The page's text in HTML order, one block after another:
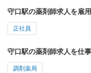
守口駅の薬剤師求人を雇
正社員
守口駅の薬剤師求人を仕
調剤薬局